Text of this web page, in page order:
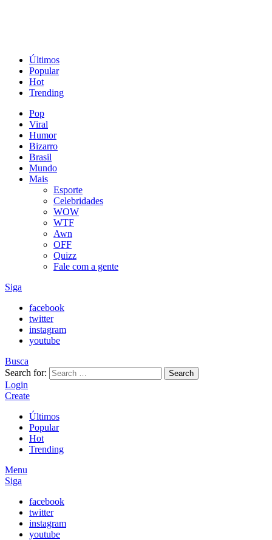
Últimos
Popular
Hot
Trending
Pop
Viral
Humor
Bizarro
Brasil
Mundo
Mais
Esporte
Celebridades
WOW
WTF
Awn
OFF
Quizz
Fale com a gente
Siga
facebook
twitter
instagram
youtube
Busca
Search for:
Search
Login
Create
Últimos
Popular
Hot
Trending
Menu
Siga
facebook
twitter
instagram
youtube